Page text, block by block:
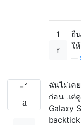
1
ยื
ใ
-1
ฉันไม่เค
ก่อน แต่
Galaxy